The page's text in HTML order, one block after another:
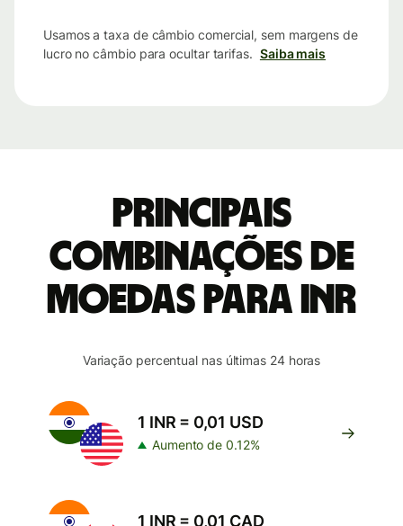
Usamos a taxa de câmbio comercial, sem margens de
lucro no câmbio para ocultar tarifas. Saiba mais
Principais
combinações de
moedas para INR
Variação percentual nas últimas 24 horas
1 INR = 0,01 USD
Aumento de 0.12%
1 INR = 0,01 CAD